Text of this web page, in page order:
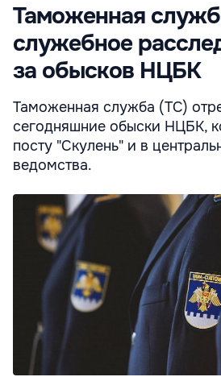
Таможенная
служебное
за обысков НЦБК
Таможенная служба (ТС)
сегодняшние обыски НЦБК,
посту "Скулень" и в
ведомства.